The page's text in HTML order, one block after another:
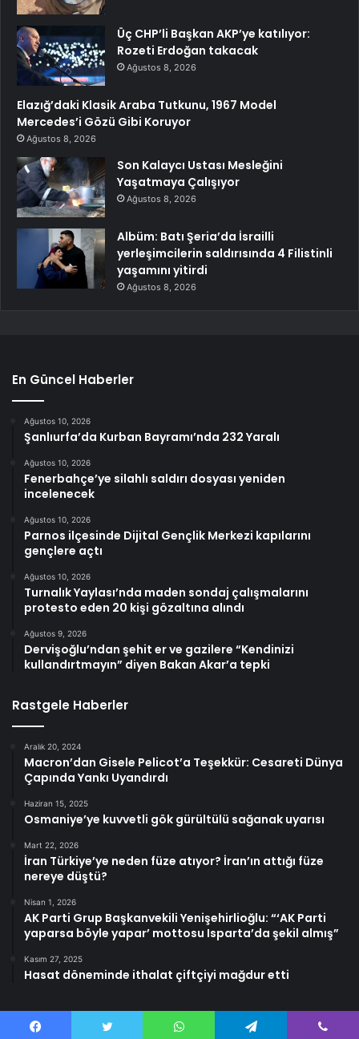
Üç CHP’li Başkan AKP’ye katılıyor:
Rozeti Erdoğan takacak
Ağustos 8, 2026
Elazığ’daki Klasik Araba Tutkunu, 1967 Model
Mercedes’i Gözü Gibi Koruyor
Ağustos 8, 2026
Son Kalaycı Ustası Mesleğini
Yaşatmaya Çalışıyor
Ağustos 8, 2026
Albüm: Batı Şeria’da İsrailli
yerleşimcilerin saldırısında 4 Filistinli
yaşamını yitirdi
Ağustos 8, 2026
En Güncel Haberler
Ağustos 10, 2026
Şanlıurfa’da Kurban Bayramı’nda 232 Yaralı
Ağustos 10, 2026
Fenerbahçe’ye silahlı saldırı dosyası yeniden
incelenecek
Ağustos 10, 2026
Parnos ilçesinde Dijital Gençlik Merkezi kapılarını
gençlere açtı
Ağustos 10, 2026
Turnalık Yaylası’nda maden sondaj çalışmalarını
protesto eden 20 kişi gözaltına alındı
Ağustos 9, 2026
Dervişoğlu’ndan şehit er ve gazilere “Kendinizi
kullandırtmayın” diyen Bakan Akar’a tepki
Rastgele Haberler
Aralık 20, 2024
Macron’dan Gisele Pelicot’a Teşekkür: Cesareti Dünya
Çapında Yankı Uyandırdı
Haziran 15, 2025
Osmaniye’ye kuvvetli gök gürültülü sağanak uyarısı
Mart 22, 2026
İran Türkiye’ye neden füze atıyor? İran’ın attığı füze
nereye düştü?
Nisan 1, 2026
AK Parti Grup Başkanvekili Yenişehirlioğlu: “‘AK Parti
yaparsa böyle yapar’ mottosu Isparta’da şekil almış”
Kasım 27, 2025
Hasat döneminde ithalat çiftçiyi mağdur etti